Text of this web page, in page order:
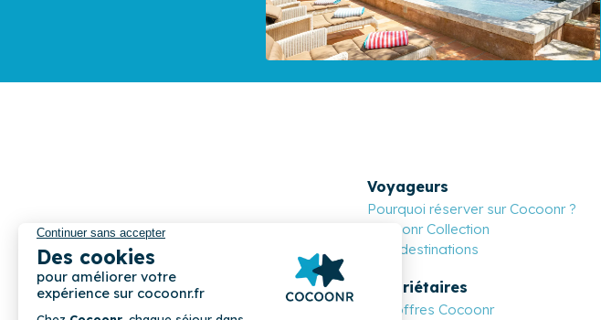
Voyageurs
Pourquoi réserver sur Cocoonr ?
Cocoonr Collection
Nos destinations
Propriétaires
Les offres Cocoonr